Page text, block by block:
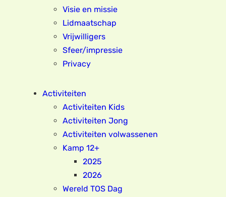
Visie en missie
Lidmaatschap
Vrijwilligers
Sfeer/impressie
Privacy
Activiteiten
Activiteiten Kids
Activiteiten Jong
Activiteiten volwassenen
Kamp 12+
2025
2026
Wereld TOS Dag